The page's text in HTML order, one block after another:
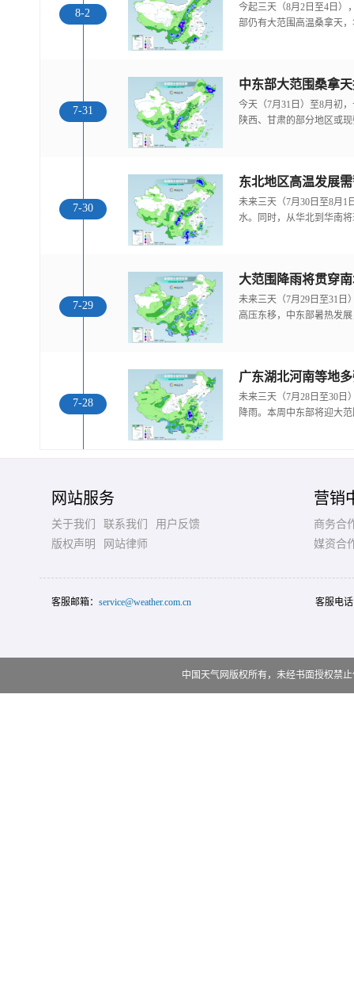
8-2
今起三天（8月2日至4日）
部仍有大范围高温桑拿天
7-31
中东部大范围桑拿
今天（7月31日）至8月初
陕西、甘肃的部分地区或
7-30
东北地区高温发展
未来三天（7月30日至8月1
水。同时，从华北到华南
7-29
大范围降雨将贯穿
未来三天（7月29日至31日
高压东移，中东部暑热发
7-28
广东湖北河南等地
未来三天（7月28日至30日
降雨。本周中东部将迎大
网站服务
关于我们 联系我们
用户反馈
版权声明
网站律师
营销
商务合
媒资合
客服邮箱： service@weather.com.cn 客服电
中国天气网版权所有，未经书面授权